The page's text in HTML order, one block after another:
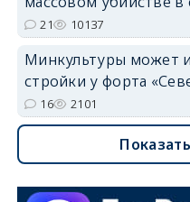
21 10137
Минкультуры может
стройки у форта
16 2101